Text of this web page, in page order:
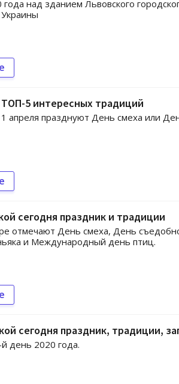
над зданием Львовского
5 интересных традиций
апреля празднуют День смеха или
сегодня праздник и традиции
отмечают День смеха, День
и Международный день птиц.
сегодня праздник, традиции,
день 2020 года.